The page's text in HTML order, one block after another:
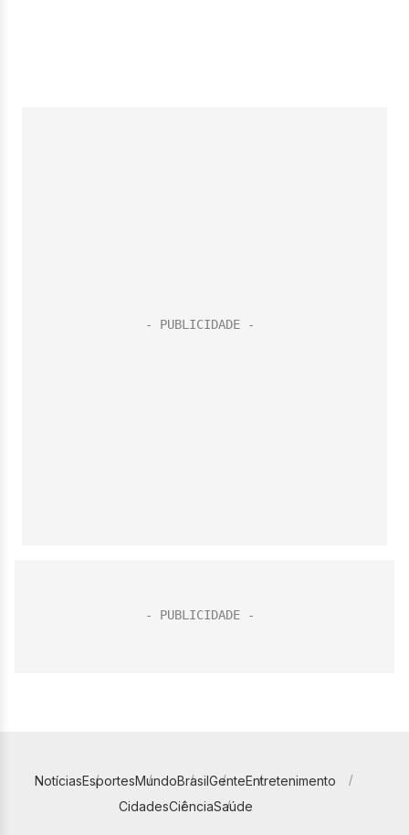
NotíciasEsportesMundoBrasilGenteEntretenimento
CidadesCiênciaSaúde